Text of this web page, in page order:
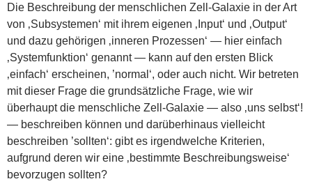
Die Beschreibung der menschlichen Zell-Galaxie in der Art
von ‚Subsystemen‘ mit ihrem eigenen ‚Input‘ und ‚Output‘
und dazu gehörigen ‚inneren Prozessen‘ — hier einfach
‚Systemfunktion‘ genannt — kann auf den ersten Blick
‚einfach‘ erscheinen, ’normal‘, oder auch nicht. Wir betreten
mit dieser Frage die grundsätzliche Frage, wie wir
überhaupt die menschliche Zell-Galaxie — also ‚uns selbst‘!
— beschreiben können und darüberhinaus vielleicht
beschreiben ’sollten‘: gibt es irgendwelche Kriterien,
aufgrund deren wir eine ‚bestimmte Beschreibungsweise‘
bevorzugen sollten?